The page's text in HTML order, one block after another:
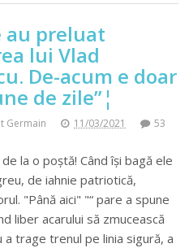
au preluat
lui Vlad
De-acum e doar
de zile”¦
Germain 11/03/2021
53
la o poștă! Când își bagă ele
de iahnie patriotică,
"Până aici" "“ pare a spune
liber acarului să zmucească
a trage trenul pe linia sigură, a